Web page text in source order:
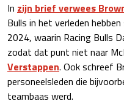
In zijn brief verwees
Bulls in het verleden
2024, waarin Racing Bulls
zodat dat punt niet naar
Verstappen. Ook schreef
personeelsleden die
teambaas werd.